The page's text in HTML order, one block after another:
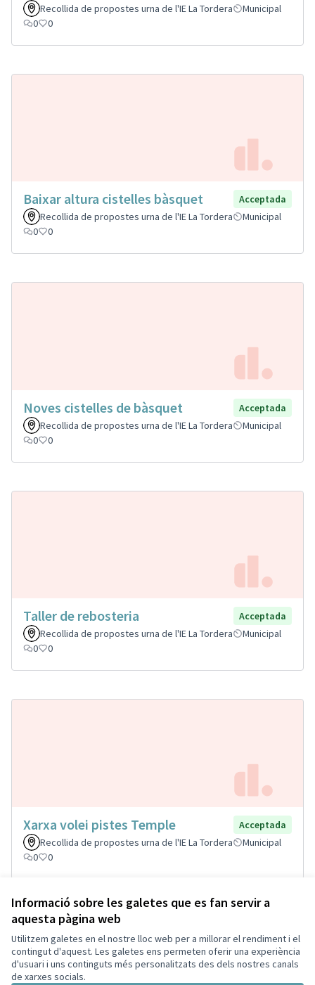
Informació sobre les galetes que es fan servir a
aquesta pàgina web
Utilitzem galetes en el nostre lloc web per a millorar el rendiment i el
contingut d'aquest. Les galetes ens permeten oferir una experiència
d'usuari i uns continguts més personalitzats des dels nostres canals
de xarxes socials.
Recollida de propostes urna de l'IE La Tordera
Municipal
0
0
Baixar altura cistelles bàsquet
Acceptada
Recollida de propostes urna de l'IE La Tordera
Municipal
0
0
Noves cistelles de bàsquet
Acceptada
Recollida de propostes urna de l'IE La Tordera
Municipal
0
0
Taller de rebosteria
Acceptada
Recollida de propostes urna de l'IE La Tordera
Municipal
0
0
Xarxa volei pistes Temple
Acceptada
Recollida de propostes urna de l'IE La Tordera
Municipal
0
0
Termes i condicions d'ús
Configuració de les galetes
Decidim Palautordera a Facebook
(Enllaç extern)
Decidim Palautordera a Instagram
(Enllaç extern)
Decidim Palautordera a YouTube
(Enllaç extern)
Triar la llenguaElegir el idioma